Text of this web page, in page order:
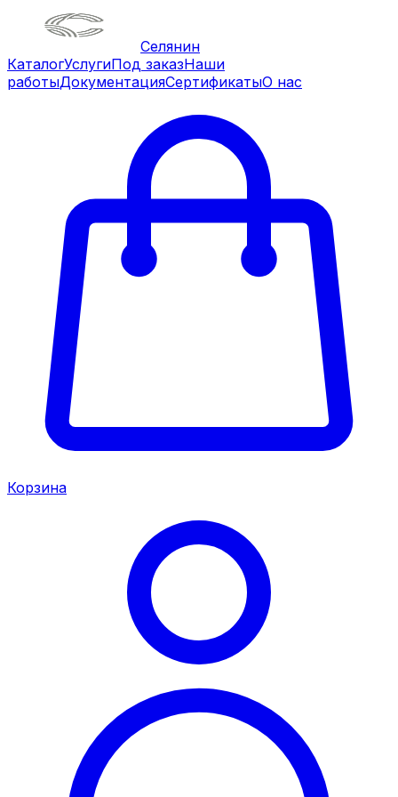
Селянин
КаталогУслугиПод заказНаши
работыДокументацияСертификатыО нас
Корзина